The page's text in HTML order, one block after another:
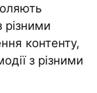
контенту,
з різними